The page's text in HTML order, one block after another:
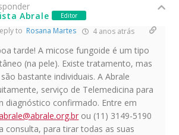
Abrale
Editor
to Rosana Martes 4 anos atrás
tarde! A micose fungoide é um tipo
(na pele). Existe tratamento, mas
bastante individuais. A Abrale
serviço de Telemedicina para
diagnóstico confirmado. Entre em
ou (11) 3149-5190
consulta, para tirar todas as suas